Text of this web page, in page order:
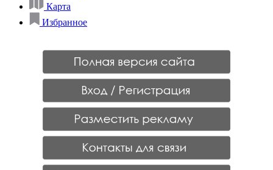
Карта
Избранное